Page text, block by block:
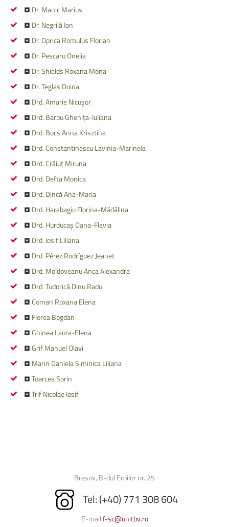
• Dr. Manic Marius
• Dr. Negrilă Ion
• Dr. Oprica Romulus Florian
• Dr. Pescaru Onelia
• Dr. Shields Roxana Mona
• Dr. Teglas Doina
• Drd. Amarie Nicușor
• Drd. Barbu Ghenița-Iuliana
• Drd. Bucs Anna Krisztina
• Drd. Constantinescu Lavinia-Marinela
• Drd. Crăiuț Miruna
• Drd. Defta Monica
• Drd. Dincă Ana-Maria
• Drd. Harabagiu Florina-Mădălina
• Drd. Hurducaș Dana-Flavia
• Drd. Iosif Liliana
• Drd. Pérez Rodríguez Jeanet
• Drd. Moldoveanu Anca Alexandra
• Drd. Tudorică Dinu Radu
•Coman Roxana Elena
• Florea Bogdan
•Ghinea Laura-Elena
•Grif Manuel Olavi
• Marin Daniela Siminica Liliana
•Toarcea Sorin
•Trif Nicolae Iosif
Brasov, B-dul Eroilor nr. 25
Tel: (+40) 771 308 604
E-mail:f-sc@unitbv.ro